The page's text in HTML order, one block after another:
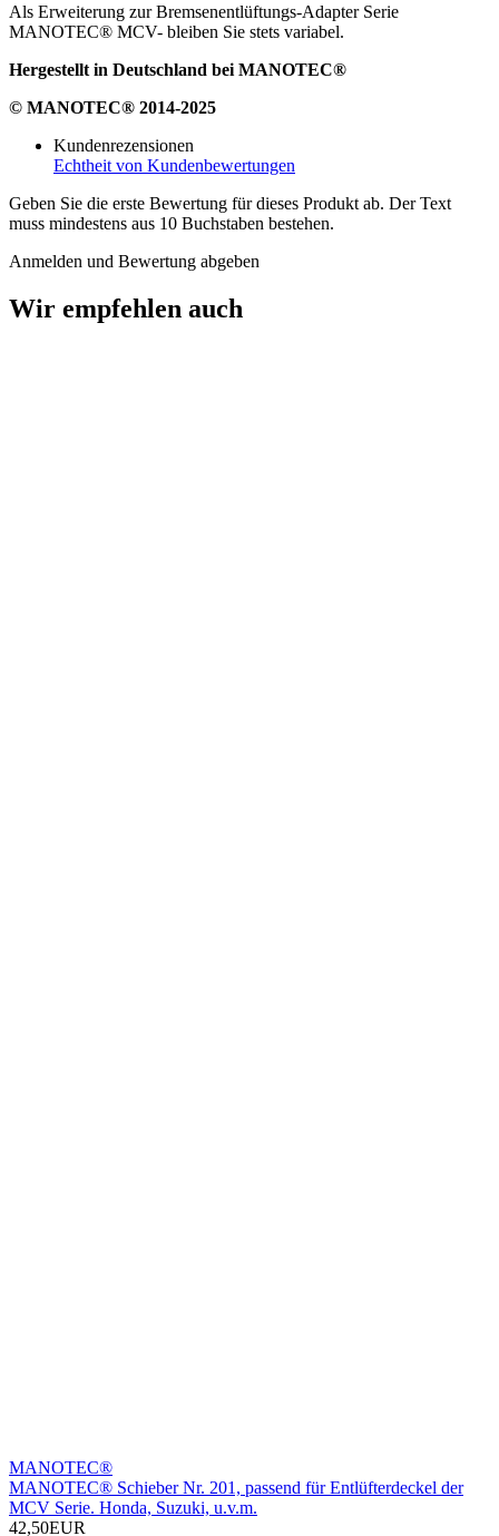
Als Erweiterung zur Bremsenentlüftungs-Adapter Serie
MANOTEC® MCV- bleiben Sie stets variabel.
Hergestellt in Deutschland bei MANOTEC®
© MANOTEC® 2014-2025
Kundenrezensionen
Echtheit von Kundenbewertungen
Geben Sie die erste Bewertung für dieses Produkt ab. Der Text
muss mindestens aus 10 Buchstaben bestehen.
Anmelden und Bewertung abgeben
Wir empfehlen auch
MANOTEC®
MANOTEC® Schieber Nr. 201, passend für Entlüfterdeckel der
MCV Serie. Honda, Suzuki, u.v.m.
42,50EUR